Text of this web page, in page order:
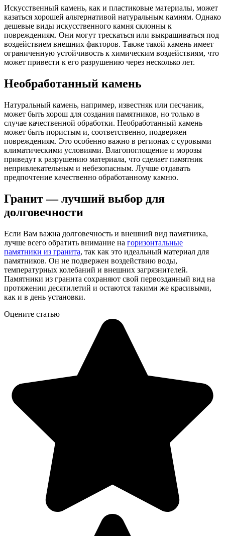
Искусственный камень, как и пластиковые материалы, может
казаться хорошей альтернативой натуральным камням. Однако
дешевые виды искусственного камня склонны к
повреждениям. Они могут трескаться или выкрашиваться под
воздействием внешних факторов. Также такой камень имеет
ограниченную устойчивость к химическим воздействиям, что
может привести к его разрушению через несколько лет.
Необработанный камень
Натуральный камень, например, известняк или песчаник,
может быть хорош для создания памятников, но только в
случае качественной обработки. Необработанный камень
может быть пористым и, соответственно, подвержен
повреждениям. Это особенно важно в регионах с суровыми
климатическими условиями. Влагопоглощение и морозы
приведут к разрушению материала, что сделает памятник
непривлекательным и небезопасным. Лучше отдавать
предпочтение качественно обработанному камню.
Гранит — лучший выбор для
долговечности
Если Вам важна долговечность и внешний вид памятника,
лучше всего обратить внимание на горизонтальные
памятники из гранита, так как это идеальный материал для
памятников. Он не подвержен воздействию воды,
температурных колебаний и внешних загрязнителей.
Памятники из гранита сохраняют свой первозданный вид на
протяжении десятилетий и остаются такими же красивыми,
как и в день установки.
Оцените статью